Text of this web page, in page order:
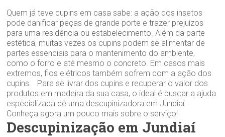
Quem já teve cupins em casa sabe: a ação dos insetos
pode danificar peças de grande porte e trazer prejuízos
para uma residência ou estabelecimento. Além da parte
estética, muitas vezes os cupins podem se alimentar de
partes essenciais para o mantenimento do ambiente,
como o forro e até mesmo o concreto. Em casos mais
extremos, fios elétricos também sofrem com a ação dos
cupins. Para se livrar dos cupins e recuperar o valor dos
produtos em madeira da sua casa, o ideal é buscar a ajuda
especializada de uma descupinizadora em Jundiaí.
Conheça agora um pouco mais sobre o serviço!
Descupinização em Jundiaí